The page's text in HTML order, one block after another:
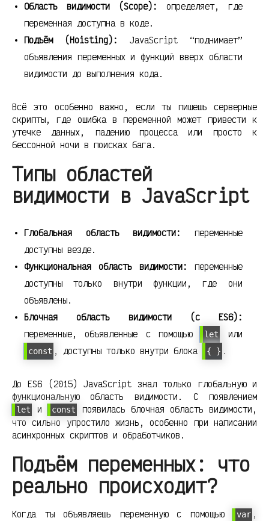
Область видимости (Scope): определяет, где
переменная доступна в коде.
Подъём (Hoisting): JavaScript “поднимает”
объявления переменных и функций вверх области
видимости до выполнения кода.
Всё это особенно важно, если ты пишешь серверные
скрипты, где ошибка в переменной может привести к
утечке данных, падению процесса или просто к
бессонной ночи в поисках бага.
Типы областей
видимости в JavaScript
Глобальная область видимости:
переменные
доступны везде.
Функциональная область видимости: переменные
доступны только внутри функции, где они
объявлены.
Блочная область видимости (с ES6):
переменные, объявленные с помощью
let или
const , доступны только внутри блока { } .
До ES6 (2015) JavaScript знал только глобальную и
функциональную область видимости. С появлением
let и const
появилась блочная область видимости,
что сильно упростило жизнь, особенно при написании
асинхронных скриптов и обработчиков.
Подъём переменных: что
реально происходит?
Когда ты объявляешь переменную с помощью var ,